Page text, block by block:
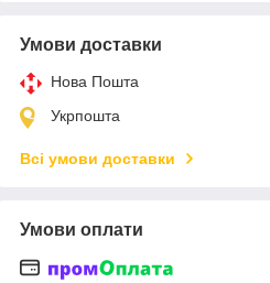
Умови доставки
Нова Пошта
Укрпошта
Всі умови доставки
Умови оплати